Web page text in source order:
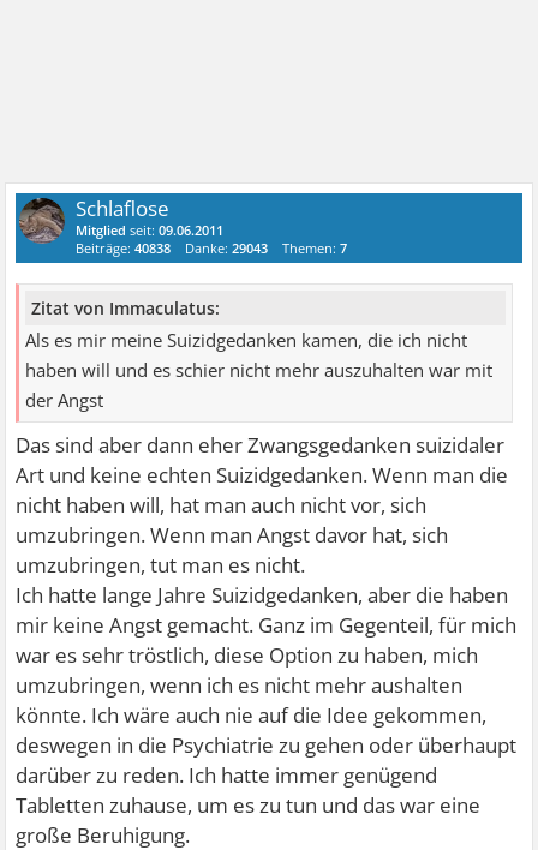
Schlaflose
Mitglied seit:09.06.2011
Beiträge:40838 Danke:29043 Themen:7
Zitat von Immaculatus:
Als es mir meine Suizidgedanken kamen, die ich nicht
haben will und es schier nicht mehr auszuhalten war mit
der Angst
Das sind aber dann eher Zwangsgedanken suizidaler
Art und keine echten Suizidgedanken. Wenn man die
nicht haben will, hat man auch nicht vor, sich
umzubringen. Wenn man Angst davor hat, sich
umzubringen, tut man es nicht.
Ich hatte lange Jahre Suizidgedanken, aber die haben
mir keine Angst gemacht. Ganz im Gegenteil, für mich
war es sehr tröstlich, diese Option zu haben, mich
umzubringen, wenn ich es nicht mehr aushalten
könnte. Ich wäre auch nie auf die Idee gekommen,
deswegen in die Psychiatrie zu gehen oder überhaupt
darüber zu reden. Ich hatte immer genügend
Tabletten zuhause, um es zu tun und das war eine
große Beruhigung.